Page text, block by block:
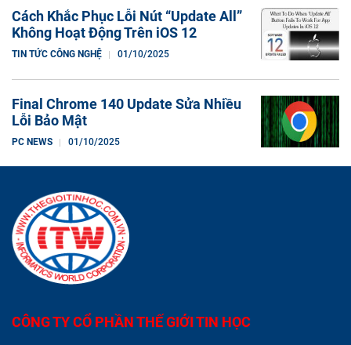
Cách Khắc Phục Lỗi Nút “Update All”
Không Hoạt Động Trên iOS 12
TIN TỨC CÔNG NGHỆ 01/10/2025
Final Chrome 140 Update Sửa Nhiều
Lỗi Bảo Mật
PC NEWS 01/10/2025
CÔNG TY CỔ PHẦN THẾ GIỚI TIN HỌC